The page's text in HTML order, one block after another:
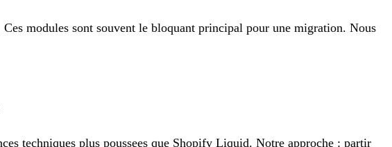
modules sont souvent le bloquant principal pour une migration. Nous
techniques plus poussees que Shopify Liquid. Notre approche : partir